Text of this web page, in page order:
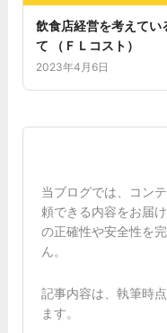
飲食店経営を考えてい
て （ＦＬコスト）
2023年4月6日
当ブログでは、コン
頼できる内容をお届
の正確性や安全性を
ん。
記事内容は、執筆時
ます。